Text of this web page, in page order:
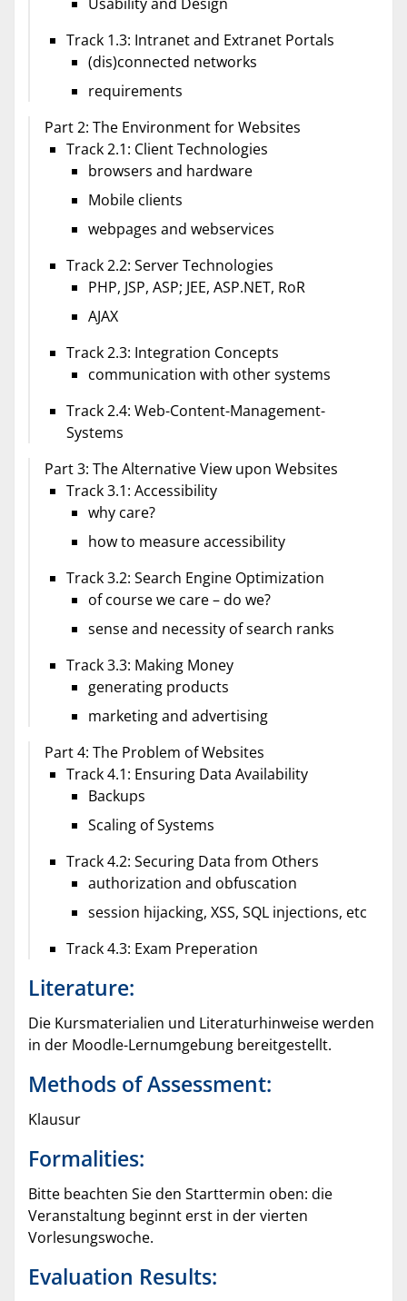
Track 1.3: Intranet and Extranet Portals
(dis)connected networks
requirements
Part 2: The Environment for Websites
Track 2.1: Client Technologies
browsers and hardware
Mobile clients
webpages and webservices
Track 2.2: Server Technologies
PHP, JSP, ASP; JEE, ASP.NET, RoR
AJAX
Track 2.3: Integration Concepts
communication with other systems
Track 2.4: Web-Content-Management-
Systems
Part 3: The Alternative View upon Websites
Track 3.1: Accessibility
why care?
how to measure accessibility
Track 3.2: Search Engine Optimization
of course we care – do we?
sense and necessity of search ranks
Track 3.3: Making Money
generating products
marketing and advertising
Part 4: The Problem of Websites
Track 4.1: Ensuring Data Availability
Backups
Scaling of Systems
Track 4.2: Securing Data from Others
authorization and obfuscation
session hijacking, XSS, SQL injections, etc
Track 4.3: Exam Preperation
Literature:
Die Kursmaterialien und Literaturhinweise werden
in der Moodle-Lernumgebung bereitgestellt.
Methods of Assessment:
Klausur
Formalities:
Bitte beachten Sie den Starttermin oben: die
Veranstaltung beginnt erst in der vierten
Vorlesungswoche.
Evaluation Results: